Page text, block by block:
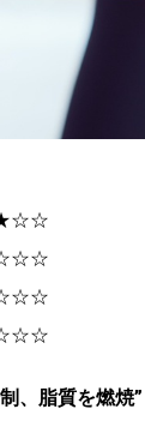
、脂質を燃焼”